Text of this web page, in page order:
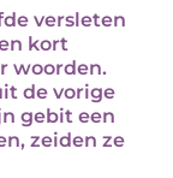
versleten
kort
woorden.
de vorige
gebit een
zeiden ze